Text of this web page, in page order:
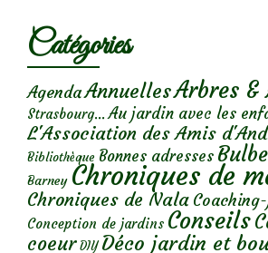
Catégories
AgendaAnnuellesArbres &
Strasbourg... Au jardin avec les
L'Association des Amis
Bibliothèque Bonnes adresses
Barney Chroniques de
Chroniques de Nala
Conception de jardins Conseils
coeur DIY Déco jardin et